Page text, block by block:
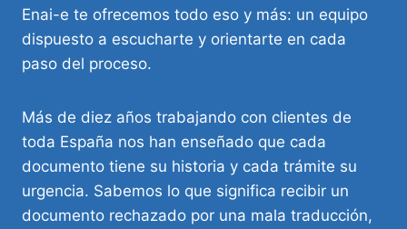
Enai-e te ofrecemos todo eso y más: un equipo
dispuesto a escucharte y orientarte en cada
paso del proceso.
Más de diez años trabajando con clientes de
toda España nos han enseñado que cada
documento tiene su historia y cada trámite su
urgencia. Sabemos lo que significa recibir un
documento rechazado por una mala traducción,